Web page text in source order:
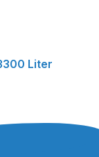
Liter